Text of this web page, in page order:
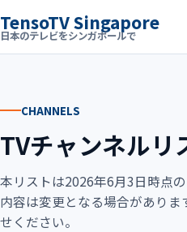
TensoTV Singapore
日本のテレビをシンガポールで
CHANNELS
TVチャンネルリ
本リストは2026年6月3日時点
内容は変更となる場合があり
せください。